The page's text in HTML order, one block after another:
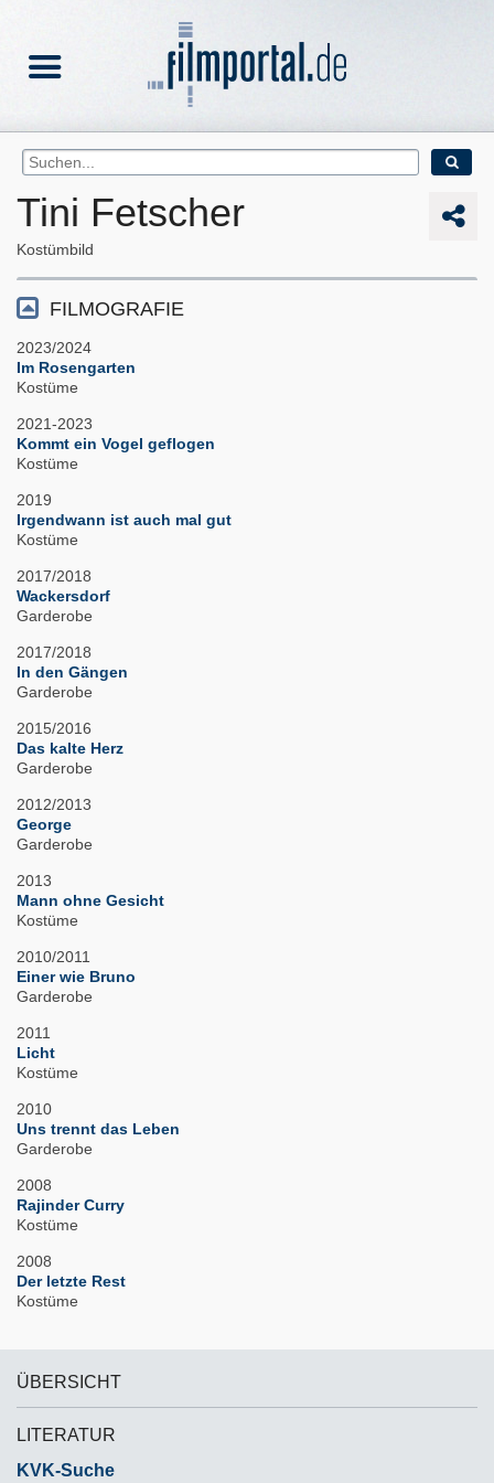
Tini Fetscher
Kostümbild
FILMOGRAFIE
2023/2024
Im Rosengarten
Kostüme
2021-2023
Kommt ein Vogel geflogen
Kostüme
2019
Irgendwann ist auch mal gut
Kostüme
2017/2018
Wackersdorf
Garderobe
2017/2018
In den Gängen
Garderobe
2015/2016
Das kalte Herz
Garderobe
2012/2013
George
Garderobe
2013
Mann ohne Gesicht
Kostüme
2010/2011
Einer wie Bruno
Garderobe
2011
Licht
Kostüme
2010
Uns trennt das Leben
Garderobe
2008
Rajinder Curry
Kostüme
2008
Der letzte Rest
Kostüme
ÜBERSICHT
LITERATUR
KVK-Suche